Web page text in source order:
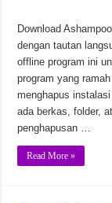
Download
dengan tautan
offline program ini
program yang
menghapus
ada berkas, folder,
penghapusan …
Read More »